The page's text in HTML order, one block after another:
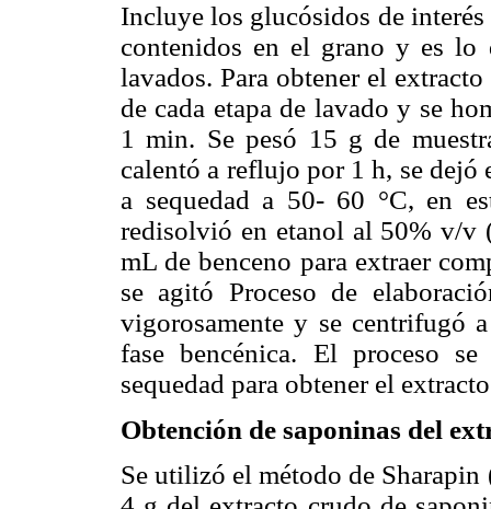
Incluye los glucósidos de
contenidos en el grano y es lo
lavados. Para obtener el
de cada etapa de lavado y se
1 min. Se pesó 15 g de
calentó a reflujo por 1 h, se
a sequedad a 50- 60 °C, en
redisolvió en etanol al 50% v/v
mL de benceno para extraer
se agitó Proceso de
vigorosamente y se centrifugó
fase bencénica. El proceso
sequedad para obtener el
Obtención de saponinas del
Se utilizó el método de